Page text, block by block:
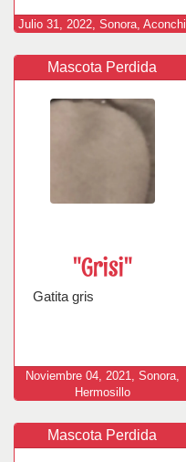
Julio 31, 2022, Sonora, Aconchi
Mascota Perdida
"Grisi"
Gatita gris
Noviembre 04, 2021, Sonora,
Hermosillo
Mascota Perdida